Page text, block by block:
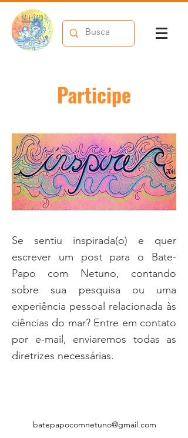
Participe
Se sentiu inspirada(o) e quer
escrever um post para o Bate-
Papo com Netuno, contando
sobre sua pesquisa ou uma
experiência pessoal relacionada às
ciências do mar? Entre em contato
por e-mail, enviaremos todas as
diretrizes necessárias.
batepapocomnetuno@gmail.com